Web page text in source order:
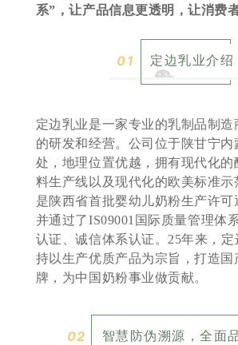
系”，让产品信息更透明，让消费
01 定边乳业介绍
定边乳业是一家专业的乳制品制造
的研发和经营。公司位于陕甘宁内
处，地理位置优越，拥有现代化的
料生产线以及现代化的欧美标准示
是陕西省首批婴幼儿奶粉生产许可
并通过了IS09001国际质量管理体
认证、诚信体系认证。25年来，定
持以生产优质产品为宗旨，打造国
牌，为中国奶粉事业做贡献。
02 智慧防伪溯源，全面